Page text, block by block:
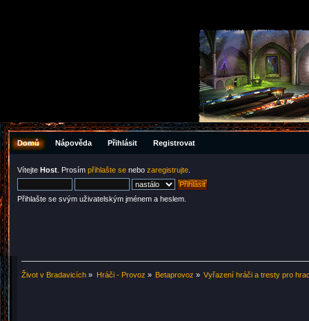
Domů Nápověda Přihlásit Registrovat
Vítejte Host . Prosím přihlašte se nebo zaregistrujte
Přihlašte se svým uživatelským jménem a heslem.
Život v Bradavicích » Hráči - Provoz » Betaprovoz » Vyřazení hráči a tresty pro